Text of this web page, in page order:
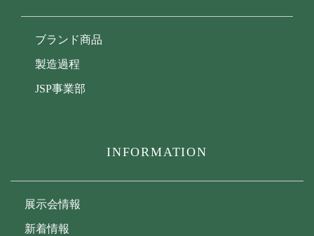
ブランド商品
製造過程
JSP事業部
INFORMATION
展示会情報
新着情報